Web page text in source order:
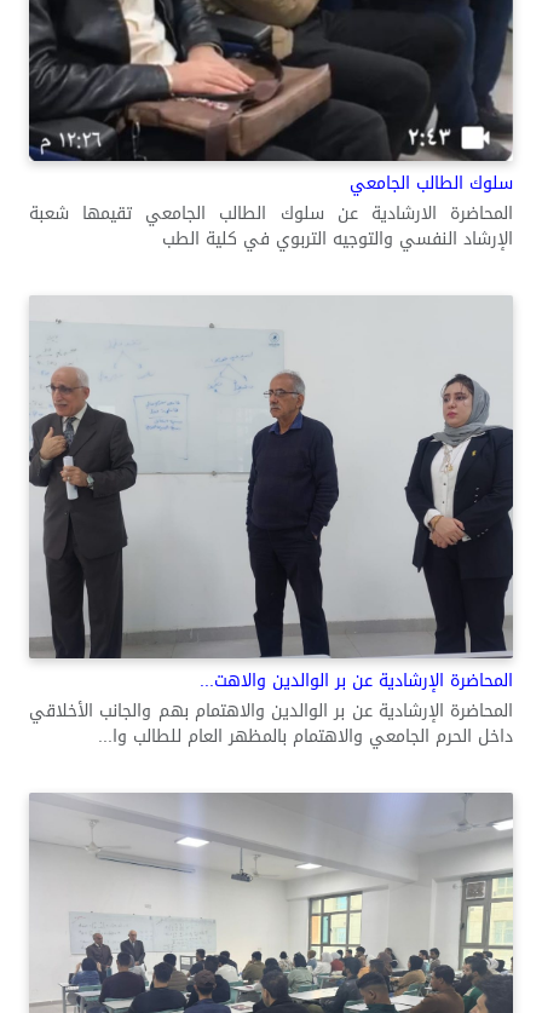
سلوك الطالب الجامعي
المحاضرة الارشادية عن سلوك الطالب الجامعي تقيمها شعبة
الإرشاد النفسي والتوجيه التربوي في كلية الطب
المحاضرة الإرشادية عن بر الوالدين والاهت...
المحاضرة الإرشادية عن بر الوالدين والاهتمام بهم والجانب الأخلاقي
داخل الحرم الجامعي والاهتمام بالمظهر العام للطالب وا...